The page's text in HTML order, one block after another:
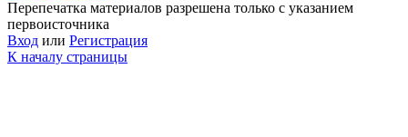
Перепечатка материалов разрешена только с указанием
первоисточника
Вход или Регистрация
К началу страницы